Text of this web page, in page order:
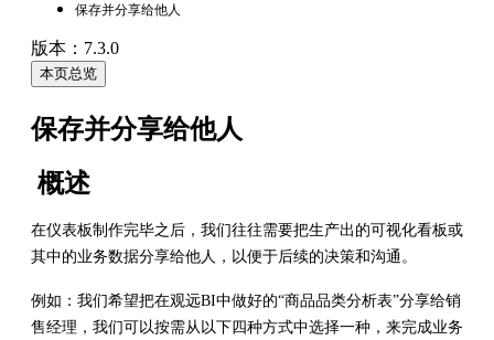
保存并分享给他人
版本：7.3.0
本页总览
保存并分享给他人
概述
在仪表板制作完毕之后，我们往往需要把生产出的可视化看板或
其中的业务数据分享给他人，以便于后续的决策和沟通。
例如：我们希望把在观远BI中做好的“商品品类分析表”分享给销
售经理，我们可以按需从以下四种方式中选择一种，来完成业务